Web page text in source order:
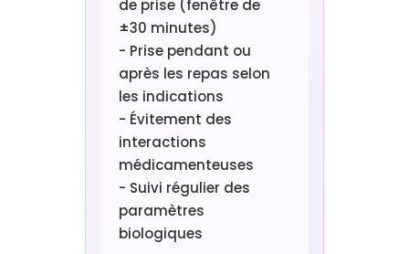
de prise (fenêtre de
±30 minutes)
- Prise pendant ou
après les repas selon
les indications
- Évitement des
interactions
médicamenteuses
- Suivi régulier des
paramètres
biologiques